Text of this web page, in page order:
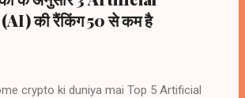
की रैंकिंग 50 से कम है
crypto ki duniya mai Top 5 Artificial